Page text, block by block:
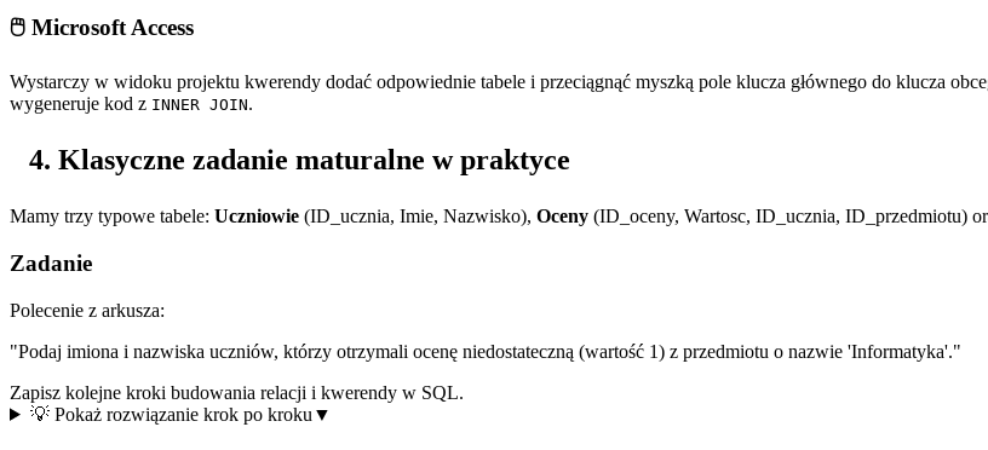
🖱️ Microsoft Access
Wystarczy w widoku projektu kwerendy dodać odpowiednie tabele i przeciągnąć myszką pole klucza głównego do klucza
wygeneruje kod z INNER JOIN.
Klasyczne zadanie maturalne w praktyce
Mamy trzy typowe tabele: Uczniowie (ID_ucznia, Imie, Nazwisko), Oceny (ID_oceny, Wartosc, ID_ucznia, ID_przedmiotu)
Zadanie
Polecenie z arkusza:
"Podaj imiona i nazwiska uczniów, którzy otrzymali ocenę niedostateczną (wartość 1) z przedmiotu o nazwie 'Informatyka'."
Zapisz kolejne kroki budowania relacji i kwerendy w SQL.
💡 Pokaż rozwiązanie krok po kroku ▼